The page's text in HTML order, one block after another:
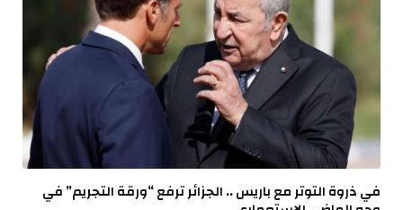
في ذروة التوتر مع باريس .. الجزائر ترفع “ورقة التجريم” في